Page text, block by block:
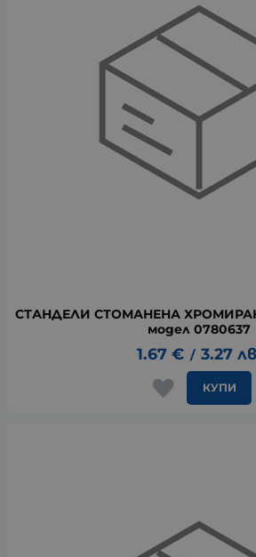
СТАНДЕЛИ СТОМАНЕНА
модел 0780637
1.67 € / 3.27
КУПИ